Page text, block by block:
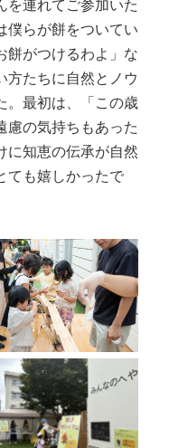
を連れてご参加いた
僕らが餅をついてい
餅がつけるわよ」な
方たちに自然とノウ
。最初は、「この歳
慮の気持ちもあった
に知恵の伝承が自然
ても嬉しかったで